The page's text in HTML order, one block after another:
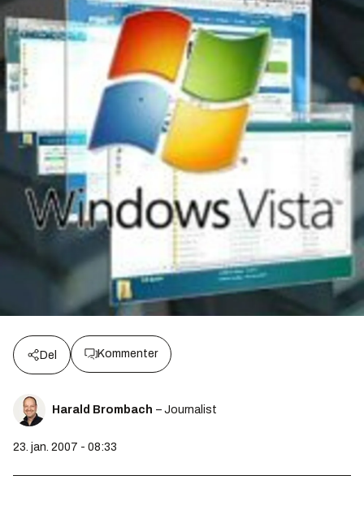
Del Kommenter
Harald Brombach – Journalist
23. jan. 2007 - 08:33